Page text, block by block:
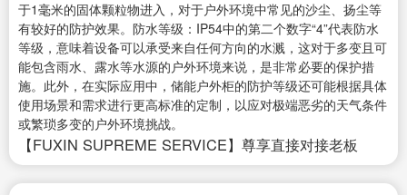
于1毫米的固体颗粒物进入，对于户外环境中常见的沙尘、扬尘等
有较好的防护效果。防水等级：IP54中的第二个数字“4”代表防水
等级，意味着设备可以承受来自任何方向的水溅，这对于多变且可
能包含雨水、露水等水源的户外环境来说，是非常必要的保护措
施。此外，在实际应用中，储能户外柜的防护等级还可能根据具体
使用场景和需求进行更高标准的定制，以应对极端恶劣的天气条件
或繁琐多变的户外环境挑战。
【FUXIN SUPREME SERVICE】尊享直接对接老板